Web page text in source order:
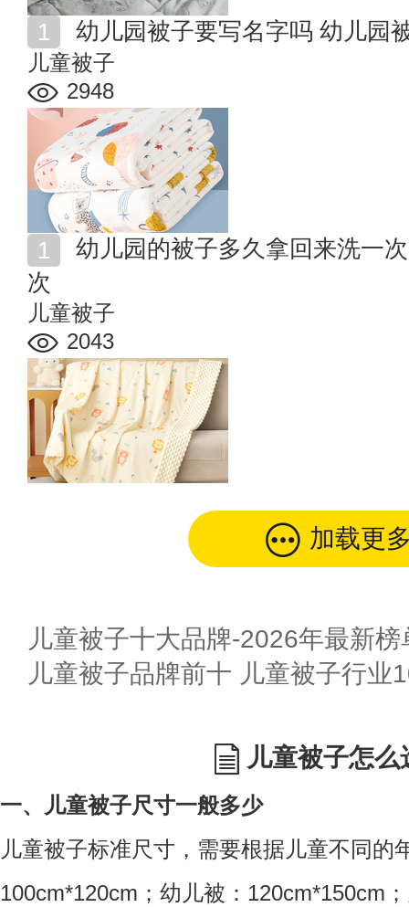
幼儿园被子要写名字吗 幼儿园
儿童被子
2948
次
儿童被子
2043
加载更
儿童被子十大品牌-2026年最新榜
儿童被子品牌前十 儿童被子行业
儿童被子怎么
一、儿童被子尺寸一般多少
儿童被子标准尺寸，需要根据儿童不同的
100cm*120cm； 幼儿被：120cm*150cm；